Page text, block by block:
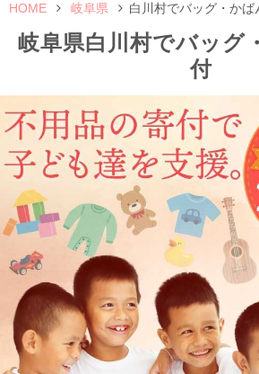
HOME 岐阜県 白川村でバッグ・かば
岐阜県白川村でバッグ
付